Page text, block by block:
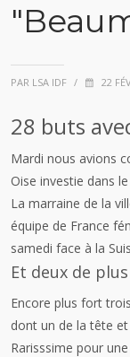
PAR LSA IDF / 22
28 buts
Mardi nous avions
Oise investie dans
La marraine de la
équipe de France
samedi face à la
Et deux de plus
Encore plus fort
dont un de la tête
Rarisssime pour